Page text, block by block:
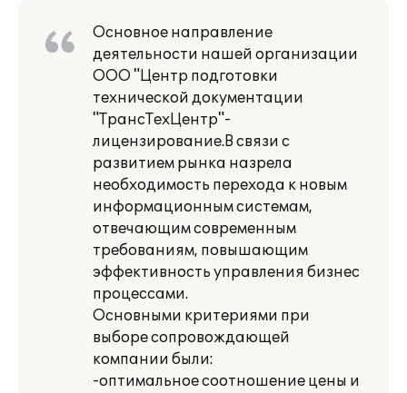
Основное направление
деятельности нашей организации
ООО "Центр подготовки
технической документации
"ТрансТехЦентр"-
лицензирование.В связи с
развитием рынка назрела
необходимость перехода к новым
информационным системам,
отвечающим современным
требованиям, повышающим
эффективность управления бизнес
процессами.
Основными критериями при
выборе сопровождающей
компании были:
-оптимальное соотношение цены и